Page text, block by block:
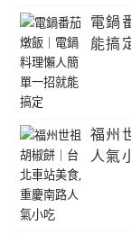
電鍋
能搞
福州
人氣